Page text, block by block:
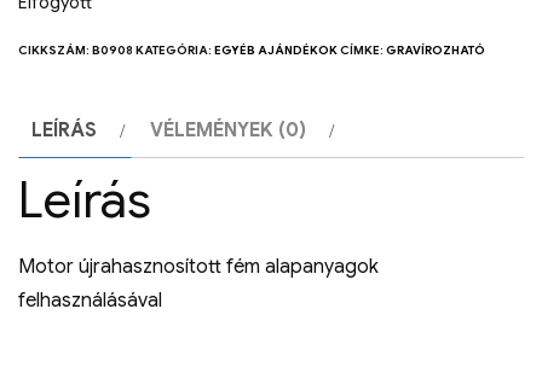
CIKKSZÁM: B0908 KATEGÓRIA: EGYÉB AJÁNDÉKOKCÍMKE: GRAVÍROZHATÓ
LEÍRÁS VÉLEMÉNYEK (0)
Leírás
Motor újrahasznosított fém alapanyagok
felhasználásával